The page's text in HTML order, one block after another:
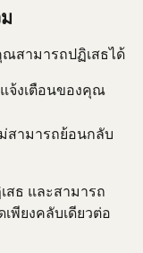
สามารถปฏิเสธได้
แจ้งเตือนของคุณ
สามารถย้อนกลับ
สธ และสามารถ
พียงคลับเดียวต่อ